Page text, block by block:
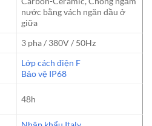
nước bằng vách ngăn dầu ở
giữa
3 pha / 380V / 50Hz
Lớp cách điện F
Bảo vệ IP68
48h